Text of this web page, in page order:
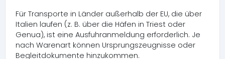
Für Transporte in Länder außerhalb der EU, die über
Italien laufen (z. B. über die Häfen in Triest oder
Genua), ist eine Ausfuhranmeldung erforderlich. Je
nach Warenart können Ursprungszeugnisse oder
Begleitdokumente hinzukommen.